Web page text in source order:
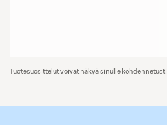
Tuotesuosittelut voivat näkyä sinulle kohdennetusti